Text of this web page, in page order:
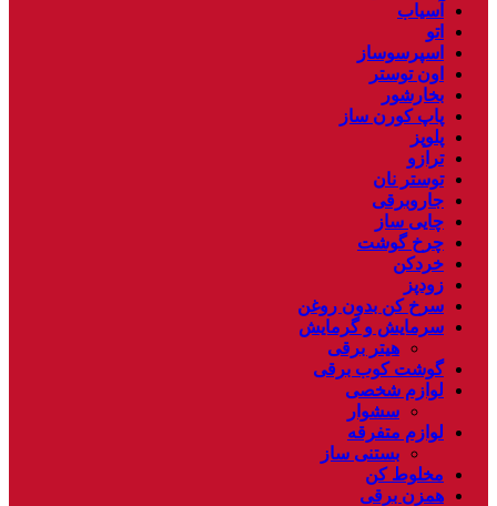
آسیاب
اتو
اسپرسوساز
اون توستر
بخارشور
پاپ کورن ساز
پلوپز
ترازو
توستر نان
جاروبرقی
چایی ساز
چرخ گوشت
خردکن
زودپز
سرخ کن بدون روغن
سرمایش و گرمایش
هیتر برقی
گوشت کوب برقی
لوازم شخصی
سشوار
لوازم متفرقه
بستنی ساز
مخلوط کن
همزن برقی